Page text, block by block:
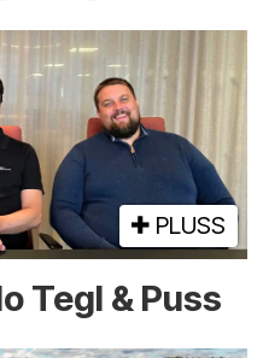
PLUSS
Tegl & Puss